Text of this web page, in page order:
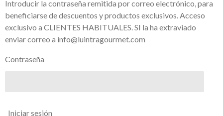
Introducir la contraseña remitida por correo electrónico, para
beneficiarse de descuentos y productos exclusivos. Acceso
exclusivo a CLIENTES HABITUALES. SI la ha extraviado
enviar correo a info@luintragourmet.com
Contraseña
Iniciar sesión